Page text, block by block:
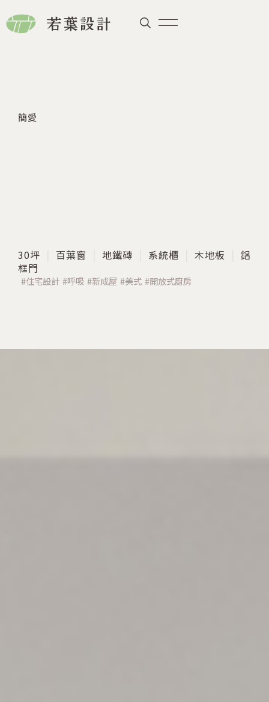
簡愛
30坪 百葉窗 地鐵磚 系統櫃 木地板
鋁
框門
住宅設計 呼吸 新成屋 美式 開放式廚房